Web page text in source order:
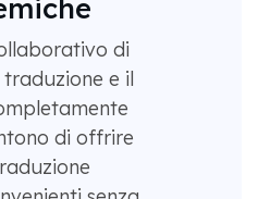
di
e il
di offrire